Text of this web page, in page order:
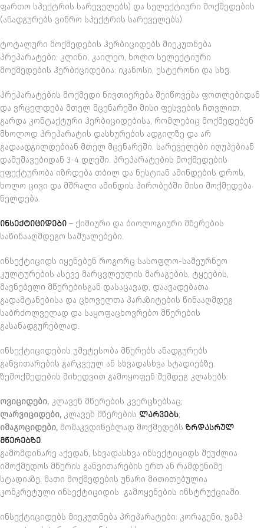
ფართო სპექტრის სარეველებს) და სელექტიური მოქმედების
(ანადგურებს ვიწრო სპექტრის სარეველებს).
ტოტალური მოქმედების ჰერბიციდებს მიეკუთნება
პრეპარატები: კლინი, კაილეო, ხოლო სელექტიური
მოქმედების ჰერბიციდებია: იკანოსი, ესტერონი და სხვ.
პრეპარატების მოქმედი ნივთიერება შეიწოვება ფოთლებიდან
და ვრცელდება მთელ მცენარეში მისი ფესვების ჩთვლით,
გარდა კონტაქტური ჰერბიციდებისა, რომლებიც მოქმედებენ
მხოლოდ პრეპარატის დასხურების ადგილზე და არ
გადაადგილდებიან მთელ მცენარეში. სარეველები იღუპებიან
დამუშავებიდან 3-4 დღეში. პრეპარატების მოქმედების
ეფექტურობა იზრდება თბილ და ნესტიან ამინდების დროს,
ხოლო ცივი და მშრალი ამინდის პირობებში მისი მოქმედება
ნელდება.
ᲘᲜᲡᲔᲥᲢᲘᲪᲘᲓᲔᲑᲘ – ქიმიური და ბიოლოგიური მწერების
საწინააღმდეგო საშუალებები.
ინსექტიციდს იყენებენ როგორც სასოფლო-სამეურნეო
კულტურების ასევე მარცვლეულის მარაგების, ტყეების,
მავნებელი მწერებისგან დასაცავად, დაავადებათა
გადამტანებისა და ცხოველთა პარაზიტების წინააღმდეგ
საბრძოლველად და საყოფაცხოვრებო მწერების
გასანადგურებლად.
ინსექტიციდების უმეტესობა მწერებს ანადგურებს
განვითარების გარკვეულ ან სხვადასხვა სტადიებზე.
ზემოქმედების მიხედვით გამოყოფენ შემდეგ კლასებს:
ოვიციდები, კლავენ მწერების კვერცხებსაც;
ლარვიციდები, კლავენ მწერების ᲚᲐᲠᲕᲔᲑᲡ;
იმაგოციდები, მომაკვდინებლად მოქმედებს ᲖᲠᲓᲐᲡᲠᲣᲚ
ᲛᲬᲔᲠᲔᲑᲖᲔ.
გამომდინარე აქედან, სხვადასხვა ინსექტიციდს შეუძლია
იმოქმედოს მწერის განვითარების ერთ ან რამდენიმე
სტადიაზე. მათი მოქმედების უნარი მითითებულია
კონკრეტული ინსექტიციდის გამოყენების ინსტრუქციაში.
ინსექტიციდებს მიეკუთნება პრეპარატები: კორაგენი, ვამპ